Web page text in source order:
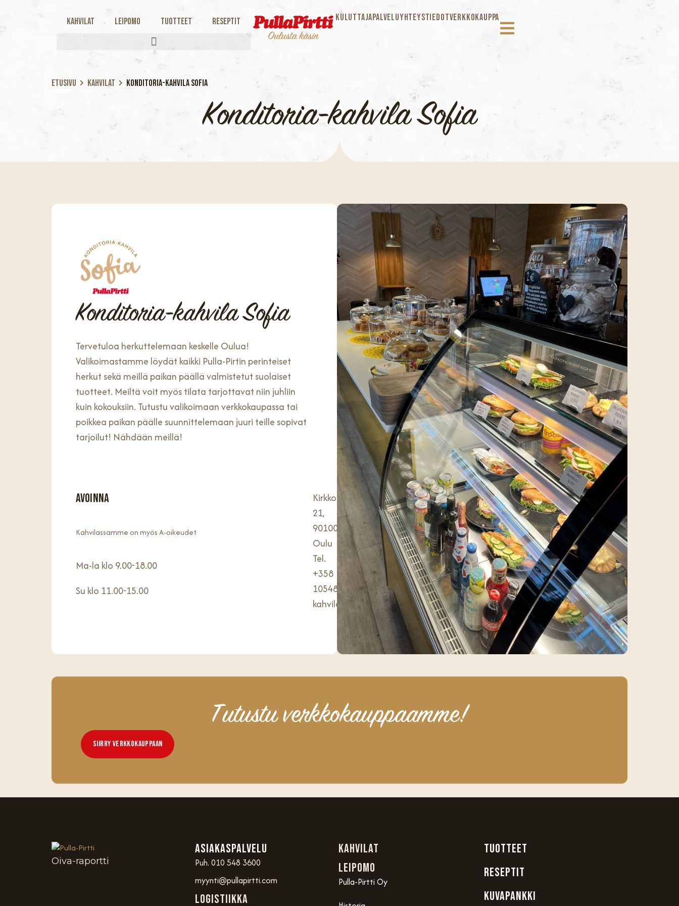
Kahvilat Leipomo Tuotteet Reseptit KULUTTAJAPALVELUYHTEYSTIEDOTVERKKOKAUPPA
Etusivu Kahvilat Konditoria-kahvila Sofia
Konditoria-kahvila Sofia
Konditoria-kahvila Sofia
Tervetuloa herkuttelemaan keskelle Oulua!
Valikoimastamme löydät kaikki Pulla-Pirtin perinteiset
herkut sekä meillä paikan päällä valmistetut suolaiset
tuotteet. Meiltä voit myös tilata tarjottavat niin juhliin
kuin kokouksiin. Tutustu valikoimaan verkkokaupassa tai
poikkea paikan päälle suunnittelemaan juuri teille sopivat
tarjoilut! Nähdään meillä!
Avoinna
Kahvilassamme on myös A-oikeudet
Ma-la klo 9.00-18.00
Su klo 11.00-15.00
Kirkkokatu
21,
90100
Oulu
Tel.
+358
105483610
kahvilasofia@pullapirtti.com
Tutustu verkkokauppaamme!
Siirry Verkkokauppaan
Oiva-raportti
Asiakaspalvelu
Puh. 010 548 3600
myynti@pullapirtti.com
Logistiikka
Kahvilat
Leipomo
Pulla-Pirtti Oy
TUOTTEET
RESEPTIT
KUVAPANKKI